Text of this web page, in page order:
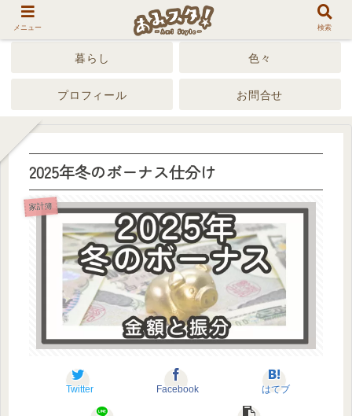
暮らし 色々
プロフィール お問合せ
2025年冬のボーナス仕分け
家計簿
Twitter Facebook はてブ
メニュー 検索